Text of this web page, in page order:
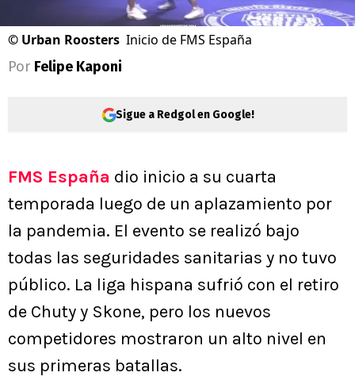
© Urban Roosters Inicio de FMS España
Por Felipe Kaponi
Sigue a Redgol en Google!
FMS España dio inicio a su cuarta
temporada luego de un aplazamiento por
la pandemia. El evento se realizó bajo
todas las seguridades sanitarias y no tuvo
público. La liga hispana sufrió con el retiro
de Chuty y Skone, pero los nuevos
competidores mostraron un alto nivel en
sus primeras batallas.